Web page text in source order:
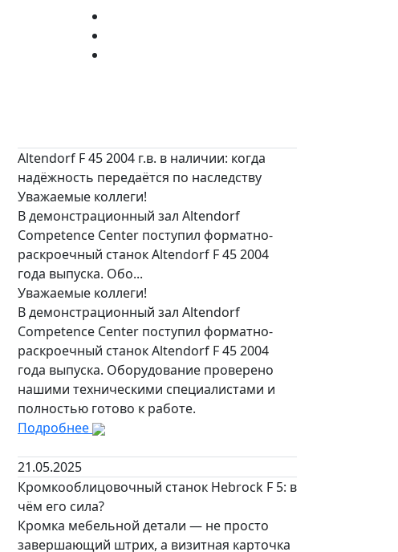
Altendorf F 45 2004 г.в. в наличии: когда
надёжность передаётся по наследству
Уважаемые коллеги!
В демонстрационный зал Altendorf
Competence Center поступил форматно-
раскроечный станок Altendorf F 45 2004
года выпуска. Обо...
Уважаемые коллеги!
В демонстрационный зал Altendorf
Competence Center поступил форматно-
раскроечный станок Altendorf F 45 2004
года выпуска. Оборудование проверено
нашими техническими специалистами и
полностью готово к работе.
Подробнее
21.05.2025
Кромкооблицовочный станок Hebrock F 5: в
чём его сила?
Кромка мебельной детали — не просто
завершающий штрих, а визитная карточка